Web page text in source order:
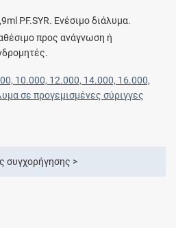
PF.SYR. Ενέσιμο διάλυμα.
προς ανάγνωση ή
10.000, 12.000, 14.000, 16.000,
σε προγεμισμένες σύριγγες
συγχορήγησης >